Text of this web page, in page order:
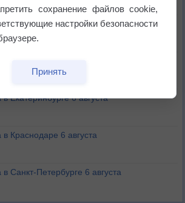
обнаружены морские волны тепла
Екатеринбурге 6 августа
в Краснодаре 6 августа
в Санкт-Петербурге 6 августа
сохранение файлов cookie,
настройки безопасности
Принять